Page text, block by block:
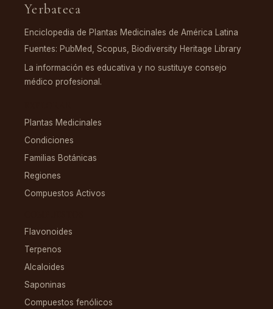
Yerbateca
Enciclopedia de Plantas Medicinales de América Latina
Fuentes: PubMed, Scopus, Biodiversity Heritage Library
La información es educativa y no sustituye consejo
médico profesional.
Plantas Medicinales
Condiciones
Familias Botánicas
Regiones
Compuestos Activos
Flavonoides
Terpenos
Alcaloides
Saponinas
Compuestos fenólicos